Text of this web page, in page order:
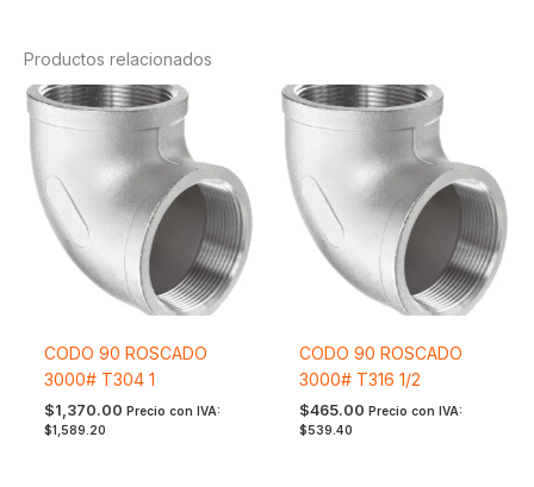
Productos relacionados
CODO 90 ROSCADO
3000# T304 1
$1,370.00 Precio con IVA:
$1,589.20
CODO 90 ROSCADO
3000# T316 1/2
$465.00 Precio con IVA:
$539.40